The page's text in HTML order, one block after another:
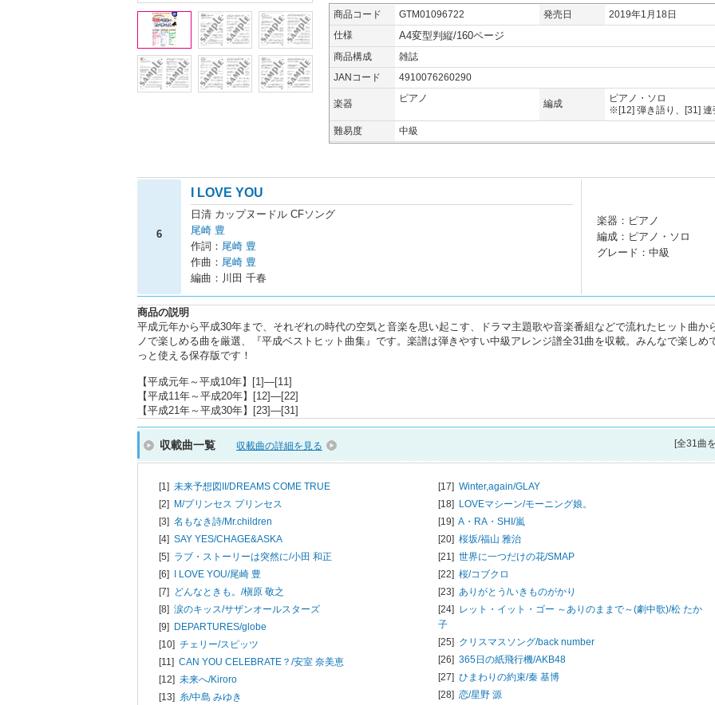
商品コード GTM01096722 発売日
2019年1月18日
仕様
A4変型判縦/160ページ
商品構成
雑誌
JANコード
4910076260290
楽器 ピアノ 編成
ピアノ・ソロ
※[12] 弾き語り、[31] 連
難易度
中級
6
I LOVE YOU
日清 カップヌードル CFソング
尾崎 豊
作詞： 尾崎 豊
作曲： 尾崎 豊
編曲：川田 千春
楽器：ピアノ
編成：ピアノ・ソロ
グレード：中級
商品の説明
平成元年から平成30年まで、それぞれの時代の空気と音楽を思い起こす、ドラマ主題歌や音楽番組などで流れたヒット曲か
ノで楽しめる曲を厳選、『平成ベストヒット曲集』です。楽譜は弾きやすい中級アレンジ譜全31曲を収載。みんなで楽しめ
っと使える保存版です！
【平成元年～平成10年】[1]―[11]
【平成11年～平成20年】[12]―[22]
【平成21年～平成30年】[23]―[31]
収載曲一覧 収載曲の詳細を見る [全31曲
[1] 未来予想図II/DREAMS COME TRUE
[2] M/プリンセス プリンセス
[3] 名もなき詩/Mr.children
[4] SAY YES/CHAGE&ASKA
[5] ラブ・ストーリーは突然に/小田 和正
[6] I LOVE YOU/尾崎 豊
[7] どんなときも。/槇原 敬之
[8] 涙のキッス/サザンオールスターズ
[9] DEPARTURES/globe
[10] チェリー/スピッツ
[11] CAN YOU CELEBRATE？/安室 奈美恵
[12] 未来へ/Kiroro
[13] 糸/中島 みゆき
[17] Winter,again/GLAY
[18] LOVEマシーン/モーニング娘。
[19] A・RA・SHI/嵐
[20] 桜坂/福山 雅治
[21] 世界に一つだけの花/SMAP
[22] 桜/コブクロ
[23] ありがとう/いきものがかり
[24] レット・イット・ゴー ～ありのままで～(劇中歌)/松 たか
子
[25] クリスマスソング/back number
[26] 365日の紙飛行機/AKB48
[27] ひまわりの約束/秦 基博
[28] 恋/星野 源